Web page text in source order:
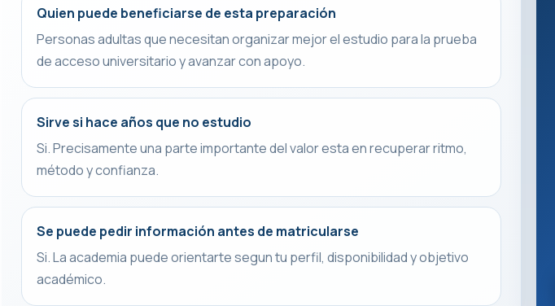
Quien puede beneficiarse de esta preparación
Personas adultas que necesitan organizar mejor el estudio para la prueba
de acceso universitario y avanzar con apoyo.
Sirve si hace años que no estudio
Si. Precisamente una parte importante del valor esta en recuperar ritmo,
método y confianza.
Se puede pedir información antes de matricularse
Si. La academia puede orientarte segun tu perfil, disponibilidad y objetivo
académico.